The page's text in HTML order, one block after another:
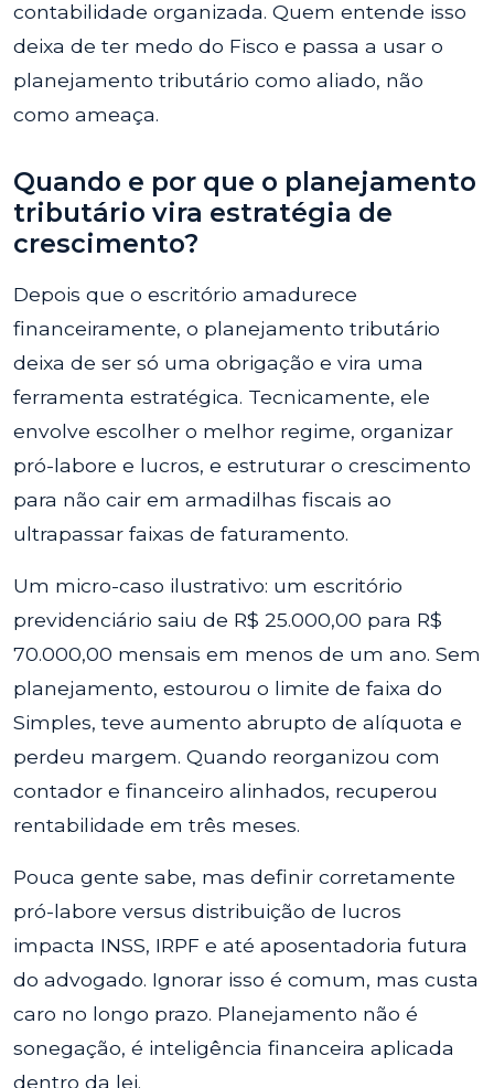
contabilidade organizada. Quem entende isso
deixa de ter medo do Fisco e passa a usar o
planejamento tributário como aliado, não
como ameaça.
Quando e por que o planejamento
tributário vira estratégia de
crescimento?
Depois que o escritório amadurece
financeiramente, o planejamento tributário
deixa de ser só uma obrigação e vira uma
ferramenta estratégica. Tecnicamente, ele
envolve escolher o melhor regime, organizar
pró-labore e lucros, e estruturar o crescimento
para não cair em armadilhas fiscais ao
ultrapassar faixas de faturamento.
Um micro-caso ilustrativo: um escritório
previdenciário saiu de R$ 25.000,00 para R$
70.000,00 mensais em menos de um ano. Sem
planejamento, estourou o limite de faixa do
Simples, teve aumento abrupto de alíquota e
perdeu margem. Quando reorganizou com
contador e financeiro alinhados, recuperou
rentabilidade em três meses.
Pouca gente sabe, mas definir corretamente
pró-labore versus distribuição de lucros
impacta INSS, IRPF e até aposentadoria futura
do advogado. Ignorar isso é comum, mas custa
caro no longo prazo. Planejamento não é
sonegação, é inteligência financeira aplicada
dentro da lei.